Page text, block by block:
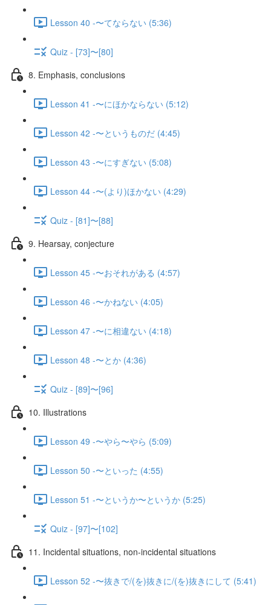
Lesson 40 -〜てならない (5:36)
Quiz - [73]〜[80]
8. Emphasis, conclusions
Lesson 41 -〜にほかならない (5:12)
Lesson 42 -〜というものだ (4:45)
Lesson 43 -〜にすぎない (5:08)
Lesson 44 -〜(より)ほかない (4:29)
Quiz - [81]〜[88]
9. Hearsay, conjecture
Lesson 45 -〜おそれがある (4:57)
Lesson 46 -〜かねない (4:05)
Lesson 47 -〜に相違ない (4:18)
Lesson 48 -〜とか (4:36)
Quiz - [89]〜[96]
10. Illustrations
Lesson 49 -〜やら〜やら (5:09)
Lesson 50 -〜といった (4:55)
Lesson 51 -〜というか〜というか (5:25)
Quiz - [97]〜[102]
11. Incidental situations, non-incidental situations
Lesson 52 -〜抜きで/(を)抜きに/(を)抜きにして (5:41)